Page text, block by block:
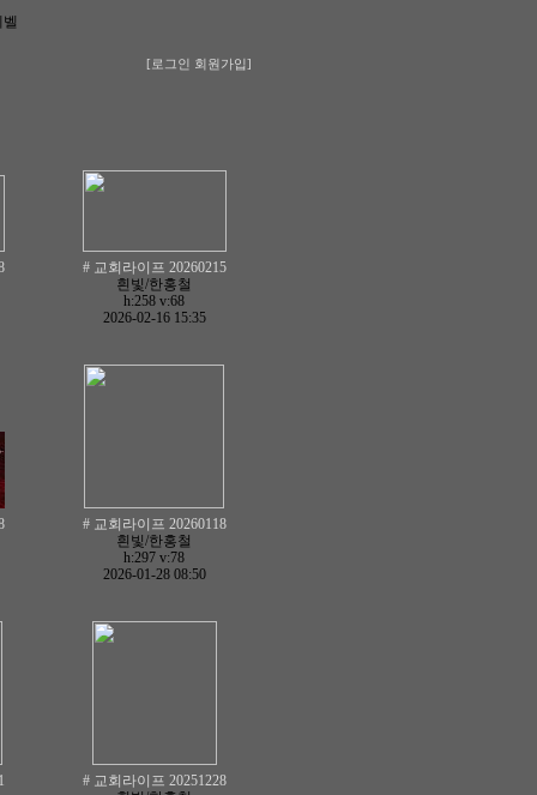
[로그인 회원가입]
# 교회라이프 20260215
흰빛/한홍철
h:258 v:68
2026-02-16 15:35
# 교회라이프 20260118
흰빛/한홍철
h:297 v:78
2026-01-28 08:50
# 교회라이프 20251228